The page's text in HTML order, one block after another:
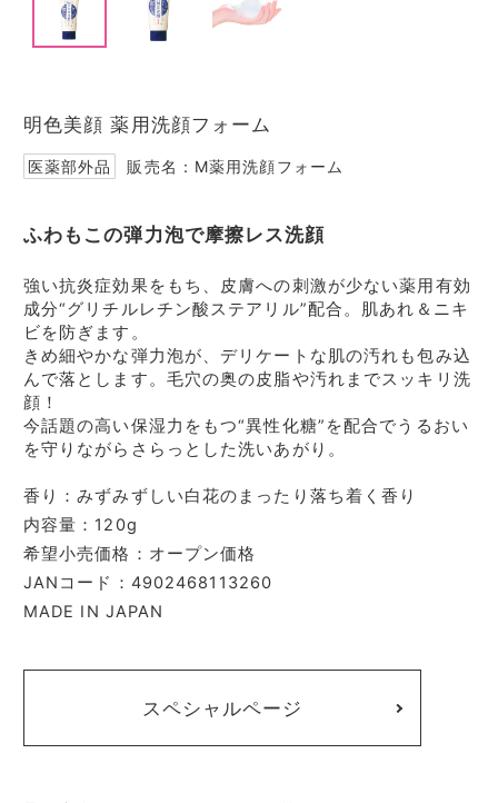
3
m
1
o
明色美顔 薬用洗顔フォーム
医薬部外品 販売名：M薬用洗顔フォーム
ふわもこの弾力泡で摩擦レス洗顔
強い抗炎症効果をもち、皮膚への刺激が少ない薬用有効
成分“グリチルレチン酸ステアリル”配合。肌あれ＆ニキ
ビを防ぎます。
きめ細やかな弾力泡が、デリケートな肌の汚れも包み込
んで落とします。毛穴の奥の皮脂や汚れまでスッキリ洗
顔！
今話題の高い保湿力をもつ“異性化糖”を配合でうるおい
を守りながらさらっとした洗いあがり。
香り：みずみずしい白花のまったり落ち着く香り
内容量：120g
希望小売価格：オープン価格
JANコード：4902468113260
MADE IN JAPAN
スペシャルページ